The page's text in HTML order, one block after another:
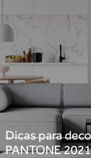
Dicas para
PANTONE 2021